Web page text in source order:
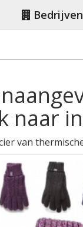
Bedrijven
naar
van